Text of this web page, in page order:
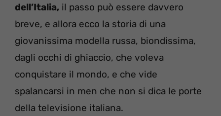
dell’Italia, il passo può essere davvero
breve, e allora ecco la storia di una
giovanissima modella russa, biondissima,
dagli occhi di ghiaccio, che voleva
conquistare il mondo, e che vide
spalancarsi in men che non si dica le porte
della televisione italiana.